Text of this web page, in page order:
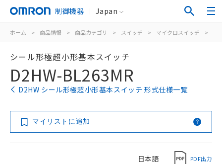
制御機器 Japan
ホーム > 商品情報 > 商品カテゴリ > スイッチ > マイクロスイッチ >
シール形極超小形基本スイッチ
D2HW-BL263MR
D2HW シール形極超小形基本スイッチ 形式仕様一覧
マイリストに追加
日本語 PDF出力